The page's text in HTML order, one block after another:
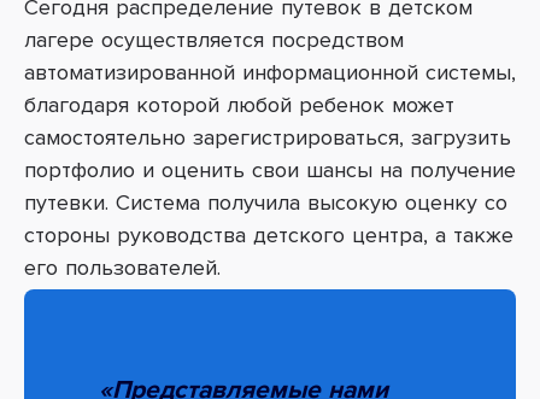
Сегодня распределение путевок в детском
лагере осуществляется посредством
автоматизированной информационной системы,
благодаря которой любой ребенок может
самостоятельно зарегистрироваться, загрузить
портфолио и оценить свои шансы на получение
путевки. Система получила высокую оценку со
стороны руководства детского центра, а также
его пользователей.
«Представляемые нами